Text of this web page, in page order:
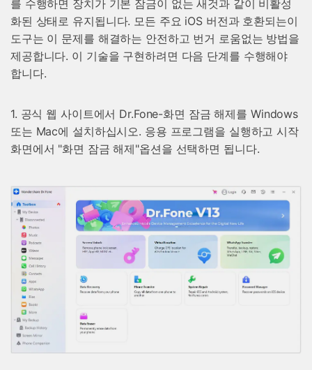
를 수행하면 장치가 기본 잠금이 없는 새것과 같이 비활성
화된 상태로 유지됩니다. 모든 주요 iOS 버전과 호환되는이
도구는 이 문제를 해결하는 안전하고 번거 로움없는 방법을
제공합니다. 이 기술을 구현하려면 다음 단계를 수행해야
합니다.
1. 공식 웹 사이트에서 Dr.Fone-화면 잠금 해제를 Windows
또는 Mac에 설치하십시오. 응용 프로그램을 실행하고 시작
화면에서 "화면 잠금 해제"옵션을 선택하면 됩니다.